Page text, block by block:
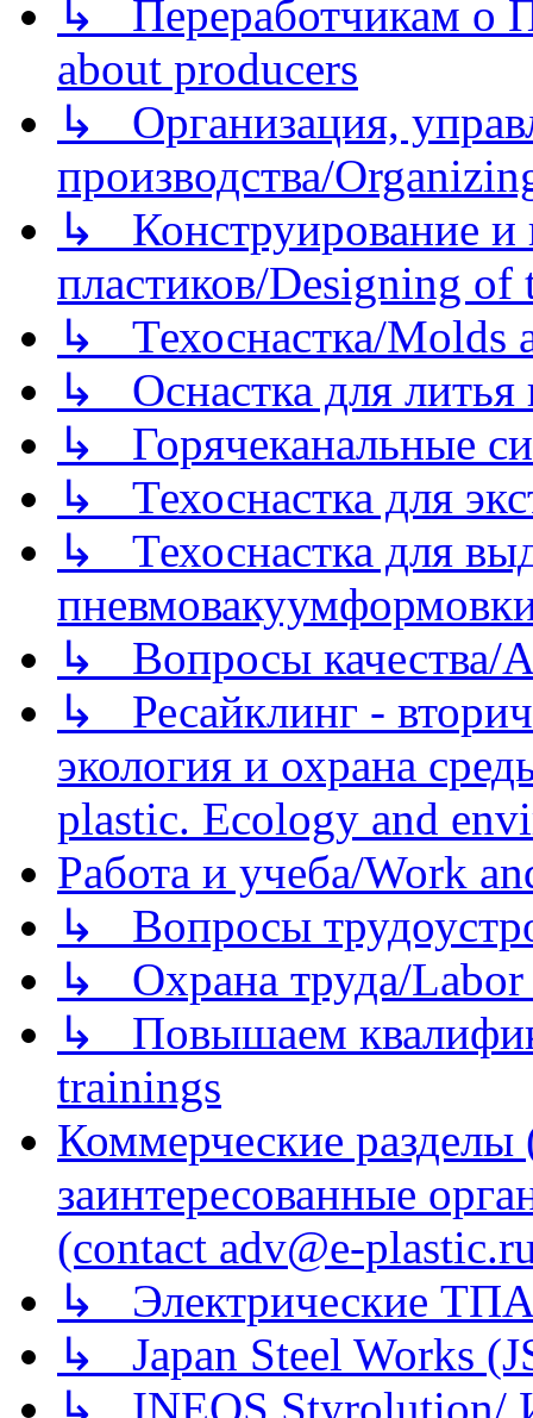
↳ Переработчикам о
about producers
↳ Организация,
производства/
↳ Конструирование и
пластиков/Designing of
↳ Техоснастка/Molds
↳ Оснастка для литья
↳ Горячеканальные
↳ Техоснастка для
↳ Техоснастка для
↳ Вопросы качества/
↳ Ресайклинг -
экология и охрана
plastic. Ecology and
Работа и учеба/Work
↳ Вопросы
↳ Охрана труда/Labor
↳ Повышаем
trainings
Коммерческие
заинтересованные
(contact adv@e-
↳ Электрические
↳ Japan Steel Works
↳ INEOS